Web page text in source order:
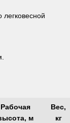
легковесной
Рабочая
м
Вес,
кг